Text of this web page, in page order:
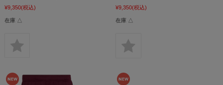
¥9,350(税込)
在庫 △
¥9,350(税込)
在庫 △